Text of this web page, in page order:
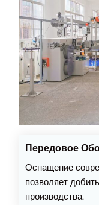
Передовое
Оснащение
позволяет
производства.